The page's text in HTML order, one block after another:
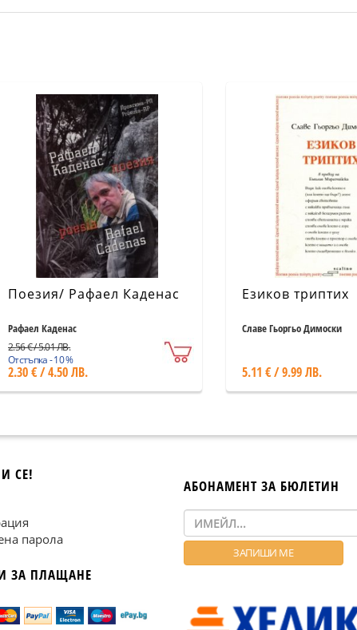
Поезия/ Рафаел Каденас
Рафаел Каденас
2.56 € / 5.01 ЛВ.
Отстъпка - 10 %
2.30 € / 4.50 ЛВ.
Езиков триптих
Славе Гьоргьо Димоски
5.11 € / 9.99 ЛВ.
СЕ!
парола
ЗА ПЛАЩАНЕ
АБОНАМЕНТ ЗА БЮЛЕТИН